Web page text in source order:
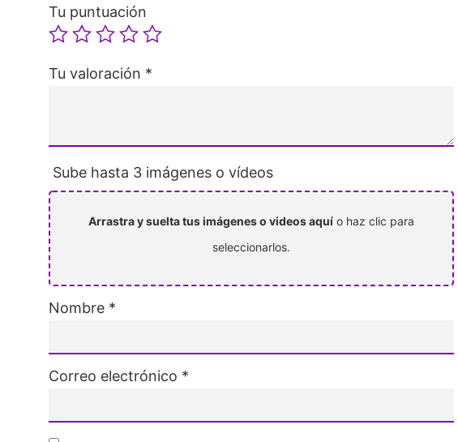
Tu puntuación
Tu valoración *
Sube hasta 3 imágenes o vídeos
Arrastra y suelta tus imágenes o videos aquí o haz clic para
seleccionarlos.
Nombre *
Correo electrónico *